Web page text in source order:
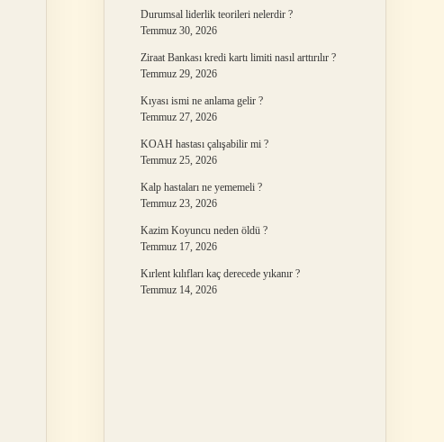
Durumsal liderlik teorileri nelerdir ?
Temmuz 30, 2026
Ziraat Bankası kredi kartı limiti nasıl arttırılır ?
Temmuz 29, 2026
Kıyası ismi ne anlama gelir ?
Temmuz 27, 2026
KOAH hastası çalışabilir mi ?
Temmuz 25, 2026
Kalp hastaları ne yememeli ?
Temmuz 23, 2026
Kazim Koyuncu neden öldü ?
Temmuz 17, 2026
Kırlent kılıfları kaç derecede yıkanır ?
Temmuz 14, 2026